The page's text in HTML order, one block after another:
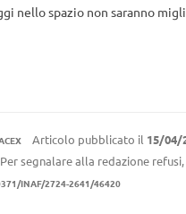
nello spazio non saranno
Articolo pubblicato il 15/04/
segnalare alla redazione
INAF/2724-2641/46420